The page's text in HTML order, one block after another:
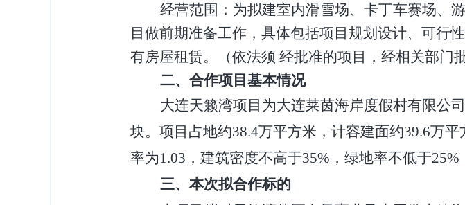
经营范围：为拟建室内滑雪场、卡丁车赛场、
目做前期准备工作，具体包括项目规划设计、可行
有房屋租赁。（依法须 经批准的项目，经相关部门
二、合作项目基本情况
大连天籁湾项目为大连莱茵海岸度假村有限公
块。项目 占地约38.4万平方米，计容建面约39.6万
率为1.03，建筑密度不高于35%，绿地率不低于25%
三、本次拟合作标的